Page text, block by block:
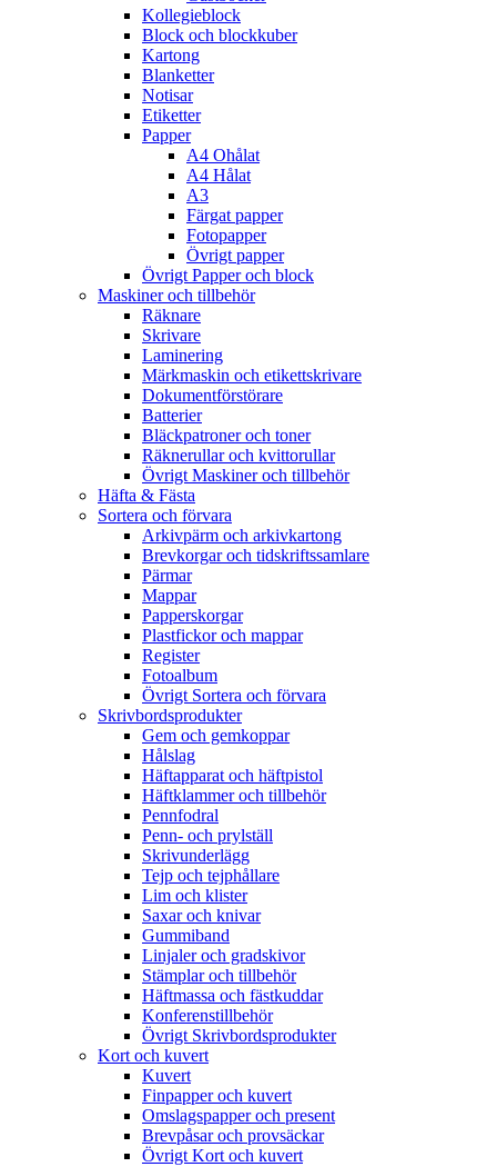
Kollegieblock
Block och blockkuber
Kartong
Blanketter
Notisar
Etiketter
Papper
A4 Ohålat
A4 Hålat
A3
Färgat papper
Fotopapper
Övrigt papper
Övrigt Papper och block
Maskiner och tillbehör
Räknare
Skrivare
Laminering
Märkmaskin och etikettskrivare
Dokumentförstörare
Batterier
Bläckpatroner och toner
Räknerullar och kvittorullar
Övrigt Maskiner och tillbehör
Häfta & Fästa
Sortera och förvara
Arkivpärm och arkivkartong
Brevkorgar och tidskriftssamlare
Pärmar
Mappar
Papperskorgar
Plastfickor och mappar
Register
Fotoalbum
Övrigt Sortera och förvara
Skrivbordsprodukter
Gem och gemkoppar
Hålslag
Häftapparat och häftpistol
Häftklammer och tillbehör
Pennfodral
Penn- och prylställ
Skrivunderlägg
Tejp och tejphållare
Lim och klister
Saxar och knivar
Gummiband
Linjaler och gradskivor
Stämplar och tillbehör
Häftmassa och fästkuddar
Konferenstillbehör
Övrigt Skrivbordsprodukter
Kort och kuvert
Kuvert
Finpapper och kuvert
Omslagspapper och present
Brevpåsar och provsäckar
Övrigt Kort och kuvert